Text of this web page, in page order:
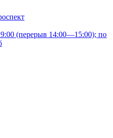
(перерыв 14:00—15:00); по